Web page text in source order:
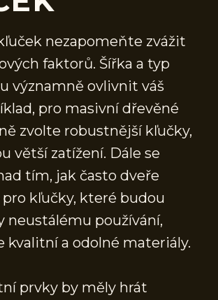
nezapomeňte zvážit
faktorů. Šířka a typ
významně ovlivnit váš
pro masivní dřevěné
zvolte robustnější kľučky,
větší zatížení. Dále se
tím, jak často dveře
pro kľučky, které budou
neustálému používání,
kvalitní a odolné materiály.
prvky by měly hrát